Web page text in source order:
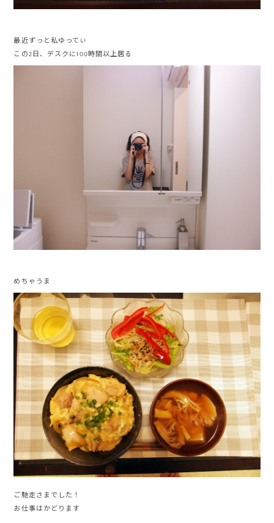
最近ずっと私ゆってぃ
この2日、デスクに100時間以上居る
めちゃうま
ご馳走さまでした！
お仕事はかどります